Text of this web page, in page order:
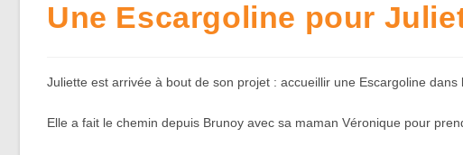
Une Escargoline pour
Juliette est arrivée à bout de son projet : accueillir une Escargoline
Elle a fait le chemin depuis Brunoy avec sa maman Véronique pour